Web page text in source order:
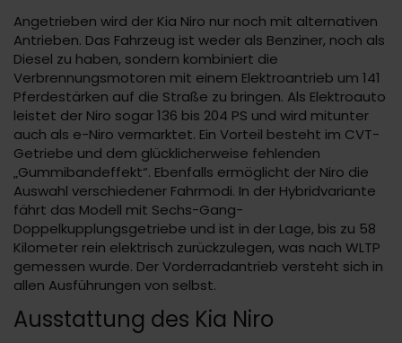
Angetrieben wird der Kia Niro nur noch mit alternativen
Antrieben. Das Fahrzeug ist weder als Benziner, noch als
Diesel zu haben, sondern kombiniert die
Verbrennungsmotoren mit einem Elektroantrieb um 141
Pferdestärken auf die Straße zu bringen. Als Elektroauto
leistet der Niro sogar 136 bis 204 PS und wird mitunter
auch als e-Niro vermarktet. Ein Vorteil besteht im CVT-
Getriebe und dem glücklicherweise fehlenden
„Gummibandeffekt“. Ebenfalls ermöglicht der Niro die
Auswahl verschiedener Fahrmodi. In der Hybridvariante
fährt das Modell mit Sechs-Gang-
Doppelkupplungsgetriebe und ist in der Lage, bis zu 58
Kilometer rein elektrisch zurückzulegen, was nach WLTP
gemessen wurde. Der Vorderradantrieb versteht sich in
allen Ausführungen von selbst.
Ausstattung des Kia Niro